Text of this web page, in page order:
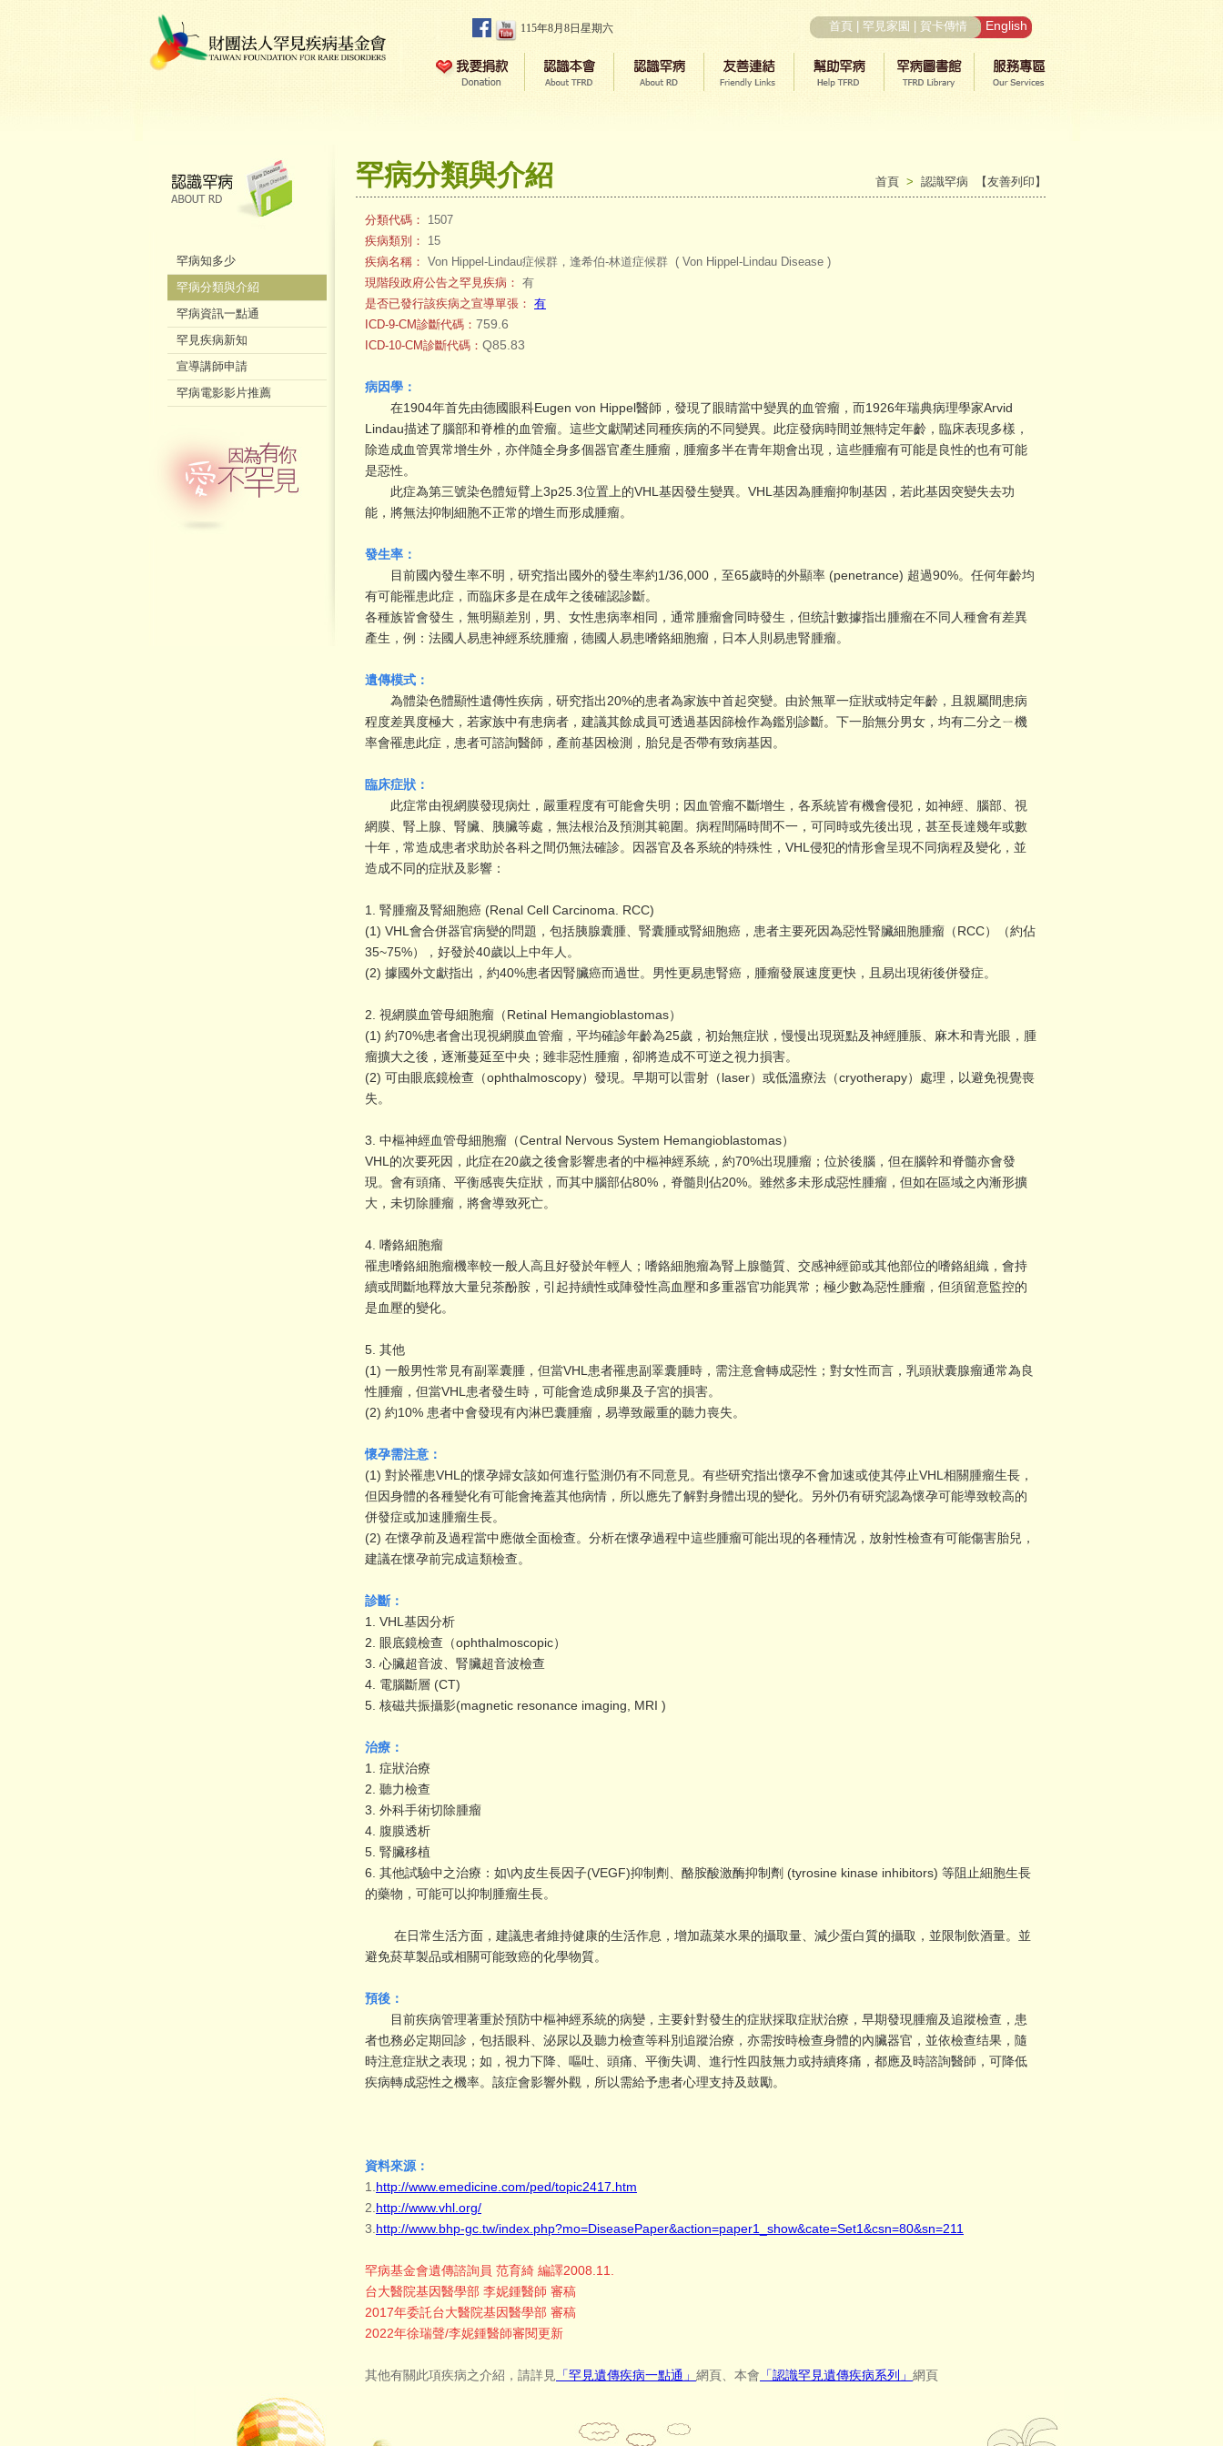
115年8月8日星期六 首頁 罕見家園 賀卡傳情 English
罕病分類與介紹 首頁 > 認識罕病 【友善列印】
分類代碼： 1507
疾病類別： 15
疾病名稱： Von Hippel-Lindau症候群，逢希伯-林道症候群 ( Von Hippel-Lindau Disease )
現階段政府公告之罕見疾病： 有
是否已發行該疾病之宣導單張： 有
ICD-9-CM診斷代碼： 759.6
ICD-10-CM診斷代碼： Q85.83
病因學：
在1904年首先由德國眼科Eugen von Hippel醫師，發現了眼睛當中變異的血管瘤，而1926年瑞典病理學家Arvid
Lindau描述了腦部和脊椎的血管瘤。這些文獻闡述同種疾病的不同變異。此症發病時間並無特定年齡，臨床表現多樣，
除造成血管異常增生外，亦伴隨全身多個器官產生腫瘤，腫瘤多半在青年期會出現，這些腫瘤有可能是良性的也有可能
是惡性。
此症為第三號染色體短臂上3p25.3位置上的VHL基因發生變異。VHL基因為腫瘤抑制基因，若此基因突變失去功
能，將無法抑制細胞不正常的增生而形成腫瘤。
發生率：
目前國內發生率不明，研究指出國外的發生率約1/36,000，至65歲時的外顯率 (penetrance) 超過90%。任何年齡均
有可能罹患此症，而臨床多是在成年之後確認診斷。
各種族皆會發生，無明顯差別，男、女性患病率相同，通常腫瘤會同時發生，但统計數據指出腫瘤在不同人種會有差異
產生，例：法國人易患神經系统腫瘤，德國人易患嗜鉻細胞瘤，日本人則易患腎腫瘤。
遺傳模式：
為體染色體顯性遺傳性疾病，研究指出20%的患者為家族中首起突變。由於無單一症狀或特定年齡，且親屬間患病
程度差異度極大，若家族中有患病者，建議其餘成員可透過基因篩檢作為鑑別診斷。下一胎無分男女，均有二分之ㄧ機
率會罹患此症，患者可諮詢醫師，產前基因檢測，胎兒是否帶有致病基因。
臨床症狀：
此症常由視網膜發現病灶，嚴重程度有可能會失明；因血管瘤不斷增生，各系統皆有機會侵犯，如神經、腦部、視
網膜、腎上腺、腎臟、胰臟等處，無法根治及預測其範圍。病程間隔時間不一，可同時或先後出現，甚至長達幾年或數
十年，常造成患者求助於各科之間仍無法確診。因器官及各系統的特殊性，VHL侵犯的情形會呈現不同病程及變化，並
造成不同的症狀及影響：
1. 腎腫瘤及腎細胞癌 (Renal Cell Carcinoma. RCC)
(1) VHL會合併器官病變的問題，包括胰腺囊腫、腎囊腫或腎細胞癌，患者主要死因為惡性腎臟細胞腫瘤（RCC）（約佔
35~75%），好發於40歲以上中年人。
(2) 據國外文獻指出，約40%患者因腎臟癌而過世。男性更易患腎癌，腫瘤發展速度更快，且易出現術後併發症。
2. 視網膜血管母細胞瘤（Retinal Hemangioblastomas）
(1) 約70%患者會出現視網膜血管瘤，平均確診年齡為25歲，初始無症狀，慢慢出現斑點及神經腫脹、麻木和青光眼，腫
瘤擴大之後，逐漸蔓延至中央；雖非惡性腫瘤，卻將造成不可逆之視力損害。
(2) 可由眼底鏡檢查（ophthalmoscopy）發現。早期可以雷射（laser）或低溫療法（cryotherapy）處理，以避免視覺喪
失。
3. 中樞神經血管母細胞瘤（Central Nervous System Hemangioblastomas）
VHL的次要死因，此症在20歲之後會影響患者的中樞神經系統，約70%出現腫瘤；位於後腦，但在腦幹和脊髓亦會發
現。會有頭痛、平衡感喪失症狀，而其中腦部佔80%，脊髓則佔20%。雖然多未形成惡性腫瘤，但如在區域之內漸形擴
大，未切除腫瘤，將會導致死亡。
4. 嗜鉻細胞瘤
罹患嗜鉻細胞瘤機率較一般人高且好發於年輕人；嗜鉻細胞瘤為腎上腺髓質、交感神經節或其他部位的嗜鉻組織，會持
續或間斷地釋放大量兒茶酚胺，引起持續性或陣發性高血壓和多重器官功能異常；極少數為惡性腫瘤，但須留意監控的
是血壓的變化。
5. 其他
(1) 一般男性常見有副睪囊腫，但當VHL患者罹患副睪囊腫時，需注意會轉成惡性；對女性而言，乳頭狀囊腺瘤通常為良
性腫瘤，但當VHL患者發生時，可能會造成卵巢及子宮的損害。
(2) 約10% 患者中會發現有內淋巴囊腫瘤，易導致嚴重的聽力喪失。
懷孕需注意：
(1) 對於罹患VHL的懷孕婦女該如何進行監測仍有不同意見。有些研究指出懷孕不會加速或使其停止VHL相關腫瘤生長，
但因身體的各種變化有可能會掩蓋其他病情，所以應先了解對身體出現的變化。另外仍有研究認為懷孕可能導致較高的
併發症或加速腫瘤生長。
(2) 在懷孕前及過程當中應做全面檢查。分析在懷孕過程中這些腫瘤可能出現的各種情况，放射性檢查有可能傷害胎兒，
建議在懷孕前完成這類檢查。
診斷：
1.
VHL基因分析
2.
眼底鏡檢查（ophthalmoscopic）
3. 心臟超音波、腎臟超音波檢查
4. 電腦斷層 (CT)
5. 核磁共振攝影(magnetic resonance imaging, MRI )
治療：
1. 症狀治療
2. 聽力檢查
3. 外科手術切除腫瘤
4. 腹膜透析
5. 腎臟移植
6. 其他試驗中之治療：如\內皮生長因子(VEGF)抑制劑、酪胺酸激酶抑制劑 (tyrosine kinase inhibitors) 等阻止細胞生長
的藥物，可能可以抑制腫瘤生長。
在日常生活方面，建議患者維持健康的生活作息，增加蔬菜水果的攝取量、減少蛋白質的攝取，並限制飲酒量。並
避免菸草製品或相關可能致癌的化學物質。
預後：
目前疾病管理著重於預防中樞神經系統的病變，主要針對發生的症狀採取症狀治療，早期發現腫瘤及追蹤檢查，患
者也務必定期回診，包括眼科、泌尿以及聽力檢查等科別追蹤治療，亦需按時檢查身體的內臟器官，並依檢查结果，隨
時注意症狀之表現；如，視力下降、嘔吐、頭痛、平衡失调、進行性四肢無力或持續疼痛，都應及時諮詢醫師，可降低
疾病轉成惡性之機率。該症會影響外觀，所以需給予患者心理支持及鼓勵。
資料來源：
1. http://www.emedicine.com/ped/topic2417.htm
2. http://www.vhl.org/
3. http://www.bhp-gc.tw/index.php?mo=DiseasePaper&action=paper1_show&cate=Set1&csn=80&sn=211
罕病基金會遺傳諮詢員 范育綺 編譯2008.11.
台大醫院基因醫學部 李妮鍾醫師 審稿
2017年委託台大醫院基因醫學部 審稿
2022年徐瑞聲/李妮鍾醫師審閱更新
其他有關此項疾病之介紹，請詳見 「罕見遺傳疾病一點通」 網頁、本會 「認識罕見遺傳疾病系列」 網頁
罕病知多少
罕病分類與介紹
罕病資訊一點通
罕見疾病新知
宣導講師申請
罕病電影影片推薦